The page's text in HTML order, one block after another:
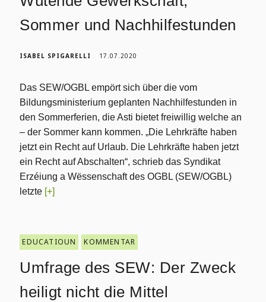
Sommer und Nachhilfestunden
ISABEL SPIGARELLI 17.07.2020
Das SEW/OGBL empört sich über die vom
Bildungsministerium geplanten Nachhilfestunden in
den Sommerferien, die Asti bietet freiwillig welche an
– der Sommer kann kommen. „Die Lehrkräfte haben
jetzt ein Recht auf Urlaub. Die Lehrkräfte haben jetzt
ein Recht auf Abschalten“, schrieb das Syndikat
Erzéiung a Wëssenschaft des OGBL (SEW/OGBL)
letzte [+]
EDUCATIOUN KOMMENTAR
Umfrage des SEW: Der Zweck
heiligt nicht die Mittel